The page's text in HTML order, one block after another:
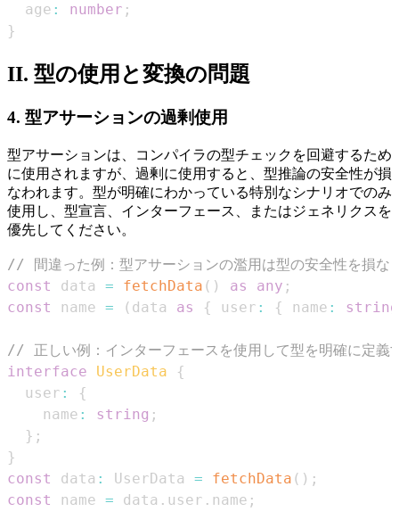
  age
: number ;
}
II. 型の使用と変換の問題
4. 型アサーションの過剰使用
型アサーションは、コンパイラの型チェックを回避するため
に使用されますが、過剰に使用すると、型推論の安全性が損
なわれます。型が明確にわかっている特別なシナリオでのみ
使用し、型宣言、インターフェース、またはジェネリクスを
優先してください。
// 間違った例：型アサーションの濫用は型の安全性を損な
const
data = fetchData ( ) as any ;
const
name = ( data as { user : { name : string
// 正しい例：インターフェースを使用して型を明確に定義
interface
UserData
{
  user
:
{
    name
: string ;
} ;
}
const
data : UserData = fetchData ( ) ;
const
name = data . user . name ;